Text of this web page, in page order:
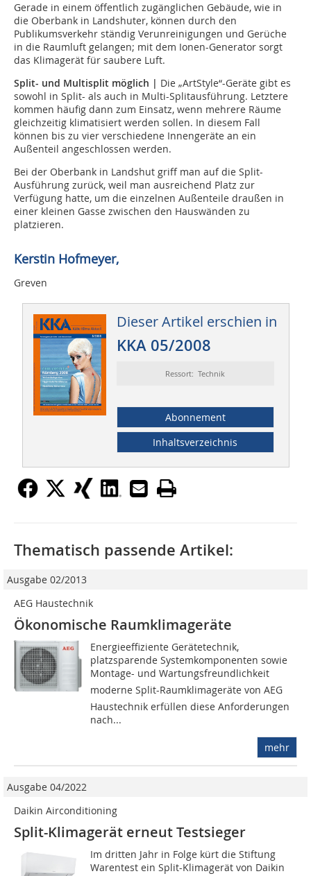
Gerade in einem öffentlich zugänglichen Gebäude, wie in
die Oberbank in Landshuter, können durch den
Publikumsverkehr ständig Verunreinigungen und Gerüche
in die Raumluft gelangen; mit dem Ionen-Generator sorgt
das Klimagerät für saubere Luft.
Split- und Multisplit möglich | Die „ArtStyle“-Geräte gibt es
sowohl in Split- als auch in Multi-Splitausführung. Letztere
kommen häufig dann zum Einsatz, wenn mehrere Räume
gleichzeitig klimatisiert werden sollen. In diesem Fall
können bis zu vier verschiedene Innengeräte an ein
Außenteil angeschlossen werden.
Bei der Oberbank in Landshut griff man auf die Split-
Ausführung zurück, weil man ausreichend Platz zur
Verfügung hatte, um die einzelnen Außenteile draußen in
einer kleinen Gasse zwischen den Hauswänden zu
platzieren.
Kerstin Hofmeyer,
Greven
Dieser Artikel erschien in
KKA 05/2008
Ressort: Technik
Abonnement
Inhaltsverzeichnis
Thematisch passende Artikel:
Ausgabe 02/2013
AEG Haustechnik
Ökonomische Raumklimageräte
Energieeffiziente Gerätetechnik,
platzsparende Systemkomponenten sowie
Montage- und Wartungsfreundlichkeit 
moderne Split-Raumklimageräte von AEG
Haustechnik erfüllen diese Anforderungen
nach...
mehr
Ausgabe 04/2022
Daikin Airconditioning
Split-Klimagerät erneut Testsieger
Im dritten Jahr in Folge kürt die Stiftung
Warentest ein Split-Klimagerät von Daikin